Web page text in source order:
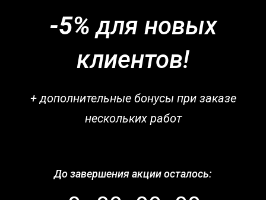
-5% для новых
клиентов!
+ дополнительные бонусы при заказе
нескольких работ
До завершения акции осталось: